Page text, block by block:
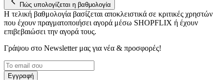
Πώς υπολογίζεται η βαθμολογία
Η τελική βαθμολογία βασίζεται αποκλειστικά σε κριτικές χρηστών
που έχουν πραγματοποιήσει αγορά μέσω SHOPFLIX ή έχουν
επιβεβαιώσει την αγορά τους.
Γράψου στο Νewsletter μας για νέα & προσφορές!
Εγγραφή